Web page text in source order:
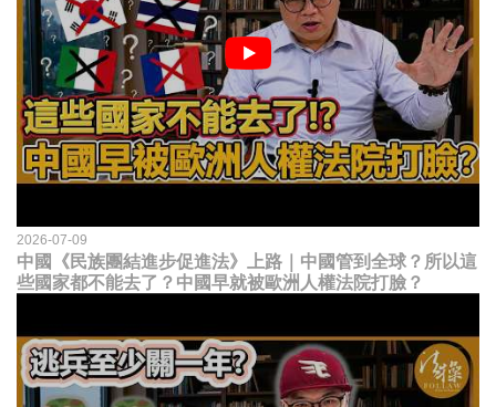
2026-07-09
中國《民族團結進步促進法》上路｜中國管到全球？所以這
些國家都不能去了？中國早就被歐洲人權法院打臉？